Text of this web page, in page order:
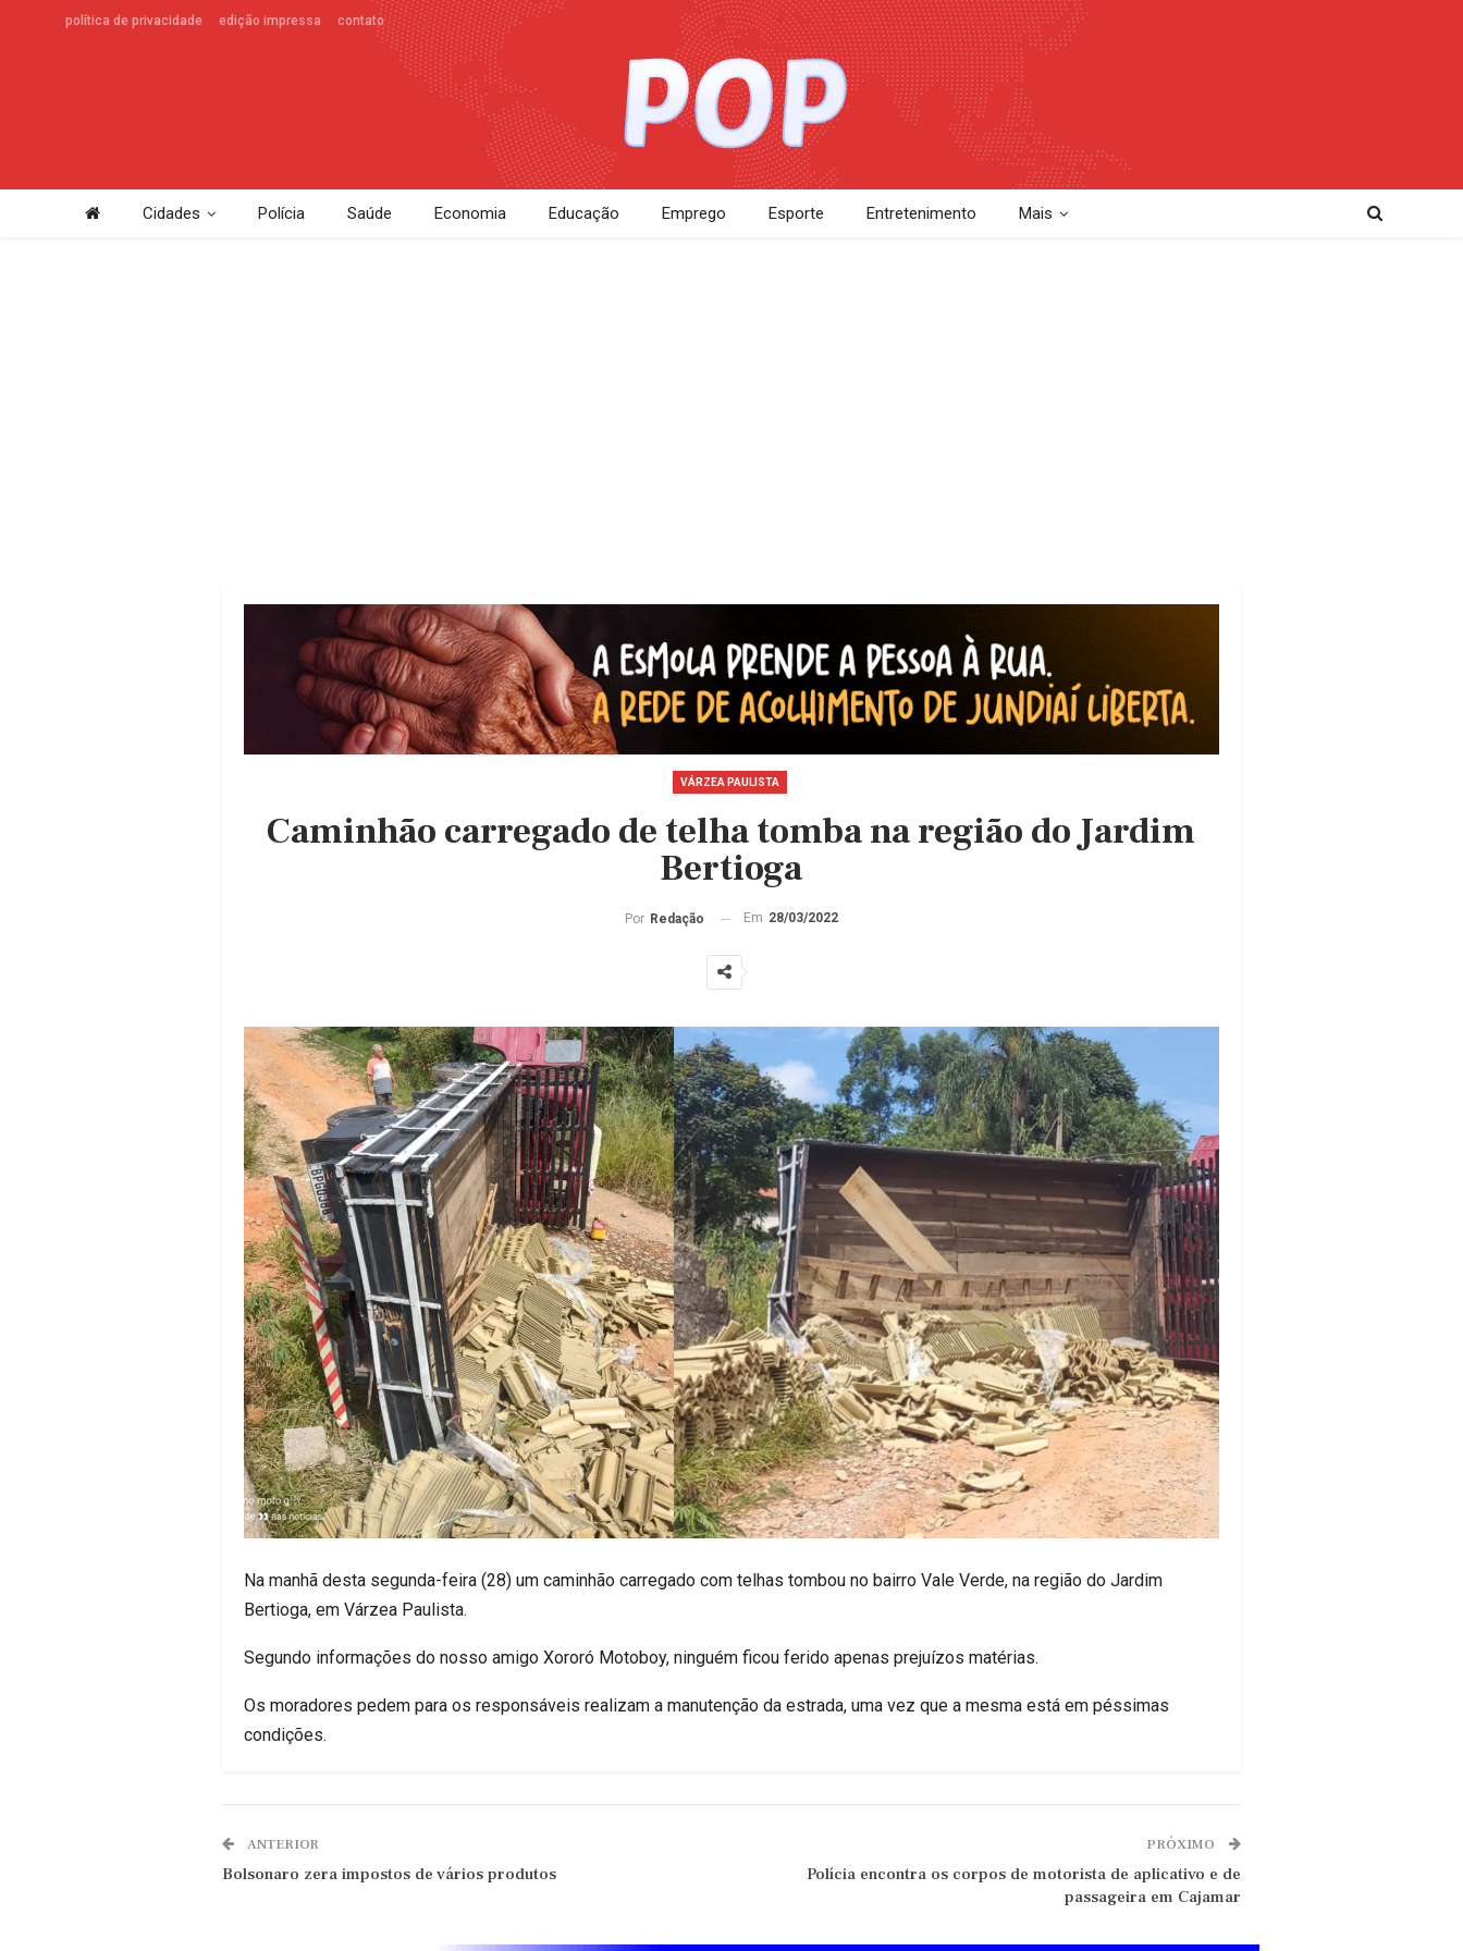
política de privacidade edição impressa contato
Cidades Polícia Saúde Economia Educação Emprego Esporte Entretenimento Mais
VÁRZEA PAULISTA
Caminhão carregado de telha tomba na região do Jardim
Bertioga
Por Redação Em 28/03/2022
Na manhã desta segunda-feira (28) um caminhão carregado com telhas tombou no bairro Vale Verde, na região do Jardim
Bertioga, em Várzea Paulista.
Segundo informações do nosso amigo Xororó Motoboy, ninguém ficou ferido apenas prejuízos matérias.
Os moradores pedem para os responsáveis realizam a manutenção da estrada, uma vez que a mesma está em péssimas
condições.
ANTERIOR
Bolsonaro zera impostos de vários produtos
PRÓXIMO
Polícia encontra os corpos de motorista de aplicativo e de
passageira em Cajamar